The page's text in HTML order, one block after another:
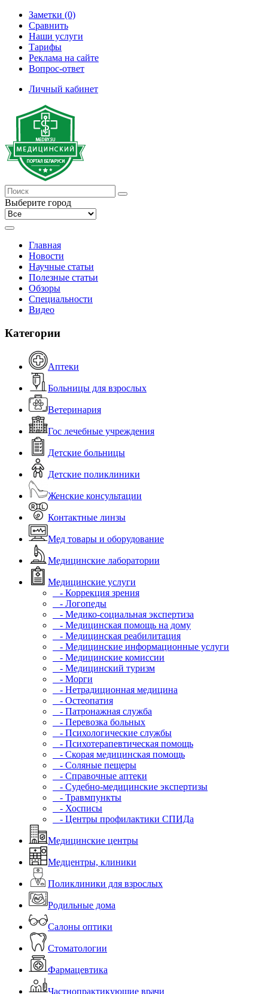
Заметки (0)
Сравнить
Наши услуги
Тарифы
Реклама на сайте
Вопрос-ответ
Личный кабинет
Выберите город
Главная
Новости
Научные статьи
Полезные статьи
Обзоры
Специальности
Видео
Категории
Аптеки
Больницы для взрослых
Ветеринария
Гос лечебные учреждения
Детские больницы
Детские поликлиники
Женские консультации
Контактные линзы
Мед товары и оборудование
Медицинские лаборатории
Медицинские услуги
- Коррекция зрения
- Логопеды
- Медико-социальная экспертиза
- Медицинская помощь на дому
- Медицинская реабилитация
- Медицинские информационные услуги
- Медицинские комиссии
- Медицинский туризм
- Морги
- Нетрадиционная медицина
- Остеопатия
- Патронажная служба
- Перевозка больных
- Психологические службы
- Психотерапевтическая помощь
- Скорая медицинская помощь
- Соляные пещеры
- Справочные аптеки
- Судебно-медицинские экспертизы
- Травмпункты
- Хосписы
- Центры профилактики СПИДа
Медицинские центры
Медцентры, клиники
Поликлиники для взрослых
Родильные дома
Салоны оптики
Стоматологии
Фармацевтика
Частнопрактикующие врачи